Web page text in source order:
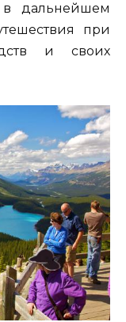
в дальнейшем
при
и своих